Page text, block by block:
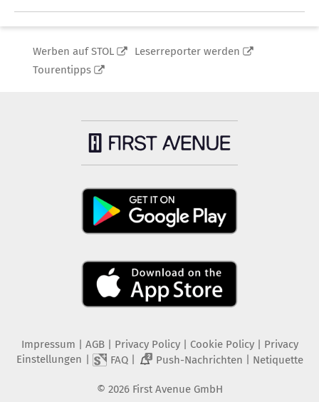
Werben auf STOL
Leserreporter werden
Tourentipps
Impressum | AGB | Privacy Policy| Cookie Policy| Privacy
Einstellungen | FAQ| 2 Push-Nachrichten | Netiquette
© 2026 First Avenue GmbH